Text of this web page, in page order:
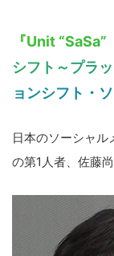
『Unit
シフト～プラ
ョンシフト・
日本のソーシャル
の第1人者、佐藤